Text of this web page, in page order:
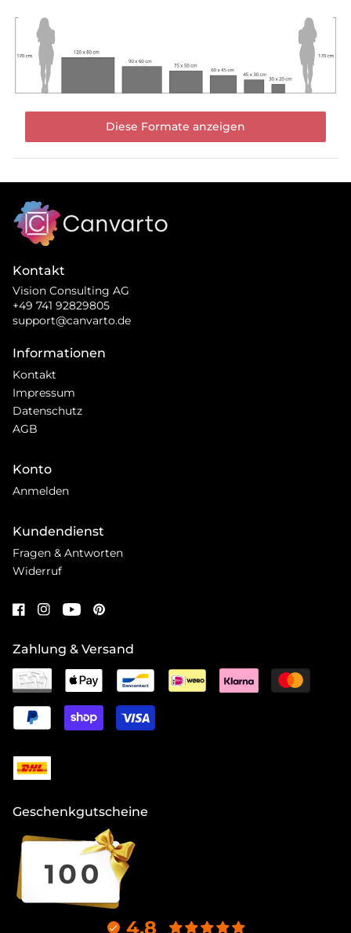
Diese Formate anzeigen
Kontakt
Vision Consulting AG
+49 741 92829805
support@canvarto.de
Informationen
Kontakt
Impressum
Datenschutz
AGB
Konto
Anmelden
Kundendienst
Fragen & Antworten
Widerruf
Zahlung & Versand
Geschenkgutscheine
4.8